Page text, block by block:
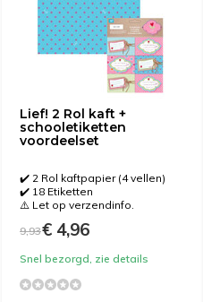
Lief! 2 Rol kaft +
schooletiketten
voordeelset
✔️ 2 Rol kaftpapier (4 vellen)
✔️ 18 Etiketten
⚠️ Let op verzendinfo.
9,93€ 4,96
Snel bezorgd, zie details